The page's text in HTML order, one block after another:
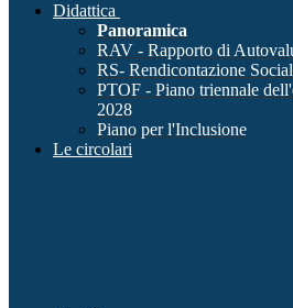
Didattica
Panoramica
RAV - Rapporto di
RS- Rendicontazione
PTOF - Piano triennale
2028
Piano per l'Inclusione
Le circolari